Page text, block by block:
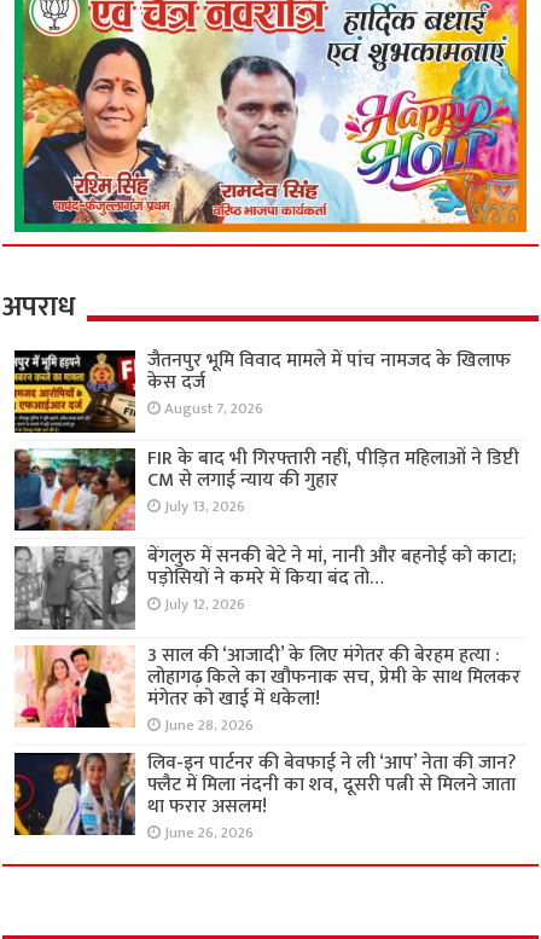
अपराध
जैतनपुर भूमि विवाद मामले में पांच नामजद के खिलाफ
केस दर्ज
August 7, 2026
FIR के बाद भी गिरफ्तारी नहीं, पीड़ित महिलाओं ने डिप्टी
CM से लगाई न्याय की गुहार
July 13, 2026
बेंगलुरु में सनकी बेटे ने मां, नानी और बहनोई को काटा;
पड़ोसियों ने कमरे में किया बंद तो…
July 12, 2026
3 साल की ‘आजादी’ के लिए मंगेतर की बेरहम हत्या :
लोहागढ़ किले का खौफनाक सच, प्रेमी के साथ मिलकर
मंगेतर को खाई में धकेला!
June 28, 2026
लिव-इन पार्टनर की बेवफाई ने ली ‘आप’ नेता की जान?
फ्लैट में मिला नंदनी का शव, दूसरी पत्नी से मिलने जाता
था फरार असलम!
June 26, 2026